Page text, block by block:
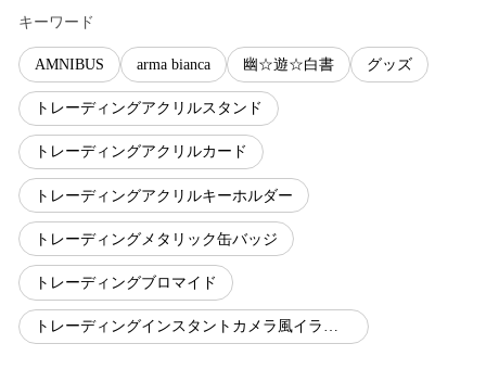
キーワード
AMNIBUS arma bianca 幽☆遊☆白書 グッズ
トレーディングアクリルスタンド
トレーディングアクリルカード
トレーディングアクリルキーホルダー
トレーディングメタリック缶バッジ
トレーディングブロマイド
トレーディングインスタントカメラ風イラストカード